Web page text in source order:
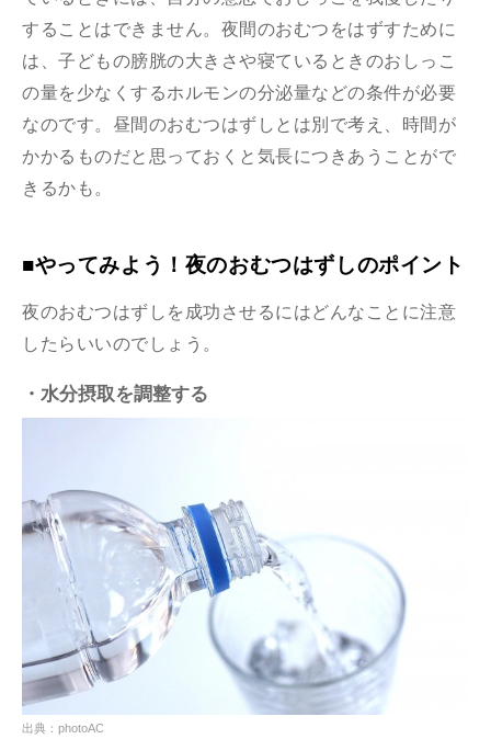
することはできません。夜間のおむつをはずすために
は、子どもの膀胱の大きさや寝ているときのおしっこ
の量を少なくするホルモンの分泌量などの条件が必要
なのです。昼間のおむつはずしとは別で考え、時間が
かかるものだと思っておくと気長につきあうことがで
きるかも。
■やってみよう！夜のおむつはずしのポイント
夜のおむつはずしを成功させるにはどんなことに注意
したらいいのでしょう。
・水分摂取を調整する
出典：photoAC